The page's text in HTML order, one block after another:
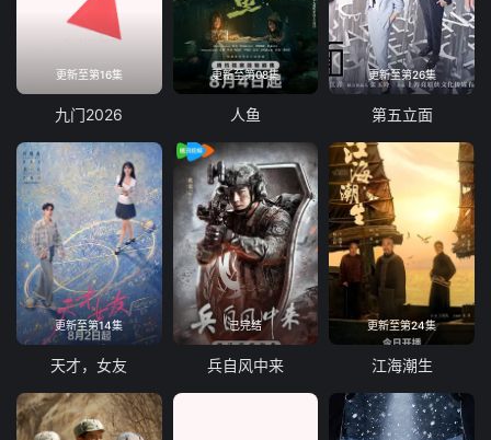
彩21 彩23 彩24
彩26 彩27 彩28
彩33 彩34
更新至第16集
九门2026
更新至第08集
人鱼
更新至第26集
第五立面
更新至第14集
天才，女友
已完结
兵自风中来
更新至第24集
江海潮生